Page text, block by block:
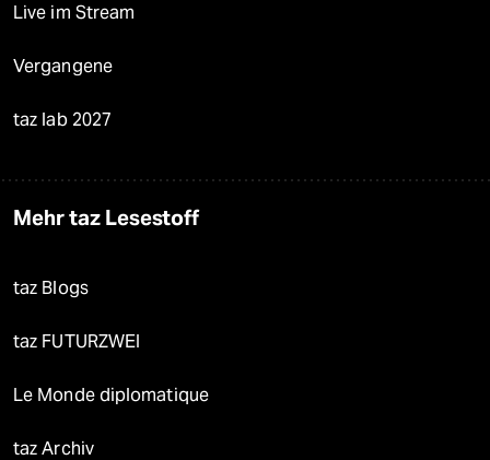
Live im Stream
Vergangene
taz lab 2027
Mehr taz Lesestoff
taz Blogs
taz FUTURZWEI
Le Monde diplomatique
taz Archiv